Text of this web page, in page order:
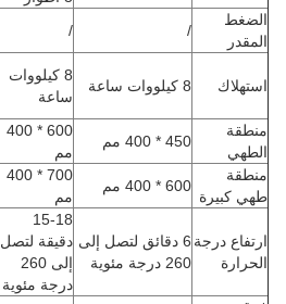
الضغط
المقدر
/
/
استهلاك 8 كيلووات ساعة
8 كيلووات
ساعة
منطقة
الطهي
450 * 400 مم
600 * 400
مم
منطقة
طهي كبيرة
600 * 400 مم
700 * 400
مم
ارتفاع درجة
الحرارة
6 دقائق لتصل إلى
260 درجة مئوية
15-18
دقيقة لتصل
إلى 260
درجة مئوية